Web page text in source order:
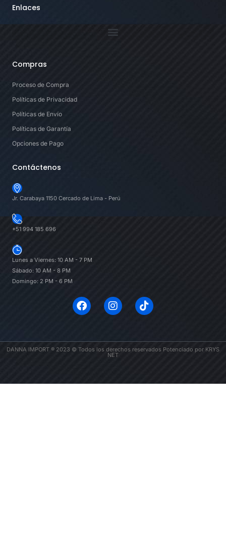
Enlaces
Compras
Proceso de Compra
Políticas de Privacidad
Políticas de Envío
Políticas de Garantía
Opciones de Pago
Contáctenos
Jr. Carabaya 1150 Cercado de Lima - Perú
+51 994 185 696
Lunes a Viernes: 10 AM - 7 PM
Sábado: 10 AM - 8 PM
Domingo: 2 PM - 6 PM
DANNA IMPORT ® 2023 © Todos los derechos reservados Potenciado por KRYS
NET